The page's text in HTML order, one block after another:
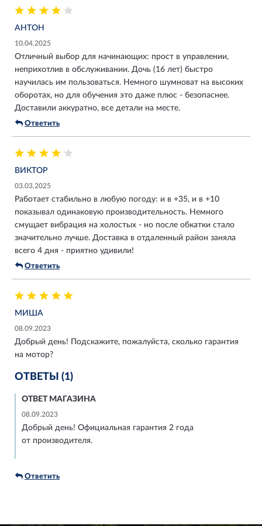
АНТОН
10.04.2025
Отличный выбор для начинающих: прост в управлении,
неприхотлив в обслуживании. Дочь (16 лет) быстро
научилась им пользоваться. Немного шумноват на высоких
оборотах, но для обучения это даже плюс - безопаснее.
Доставили аккуратно, все детали на месте.
Ответить
ВИКТОР
03.03.2025
Работает стабильно в любую погоду: и в +35, и в +10
показывал одинаковую производительность. Немного
смущает вибрация на холостых - но после обкатки стало
значительно лучше. Доставка в отдаленный район заняла
всего 4 дня - приятно удивили!
Ответить
МИША
08.09.2023
Добрый день! Подскажите, пожалуйста, сколько гарантия
на мотор?
ОТВЕТЫ (1)
ОТВЕТ МАГАЗИНА
08.09.2023
Добрый день! Официальная гарантия 2 года
от производителя.
Ответить